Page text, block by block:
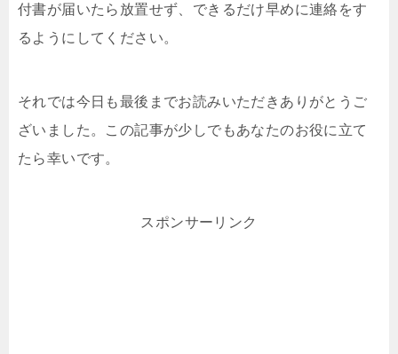
付書が届いたら放置せず、できるだけ早めに連絡をす
るようにしてください。
それでは今日も最後までお読みいただきありがとうご
ざいました。この記事が少しでもあなたのお役に立て
たら幸いです。
スポンサーリンク